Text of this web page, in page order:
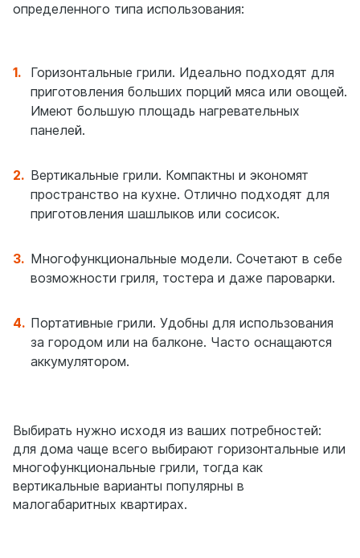
определенного типа использования:
Горизонтальные грили. Идеально подходят для
приготовления больших порций мяса или овощей.
Имеют большую площадь нагревательных
панелей.
Вертикальные грили. Компактны и экономят
пространство на кухне. Отлично подходят для
приготовления шашлыков или сосисок.
Многофункциональные модели. Сочетают в себе
возможности гриля, тостера и даже пароварки.
Портативные грили. Удобны для использования
за городом или на балконе. Часто оснащаются
аккумулятором.
Выбирать нужно исходя из ваших потребностей:
для дома чаще всего выбирают горизонтальные или
многофункциональные грили, тогда как
вертикальные варианты популярны в
малогабаритных квартирах.